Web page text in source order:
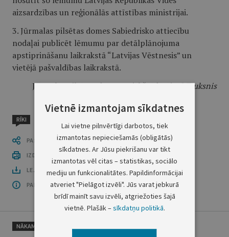
aizsardzības un reģionālās attīstības ministrijai.
3. Jūrmalas pilsētas domes Sabiedrisko attiecību
nodaļai publicēt lēmumu par detālplānojuma
apstiprināšanu laikrakstā “Latvijas Vēstnesis” un
vietējā pašvaldības laikrakstā.
Jūrmalas pilsētas domes priekšsēdētājsG.Truksnis
RĪKI
PASTĀSTI CITIEM
IZDRUKĀT PUBLIKĀCIJU
LEJUPLĀDĒT LAIDIENU (PDF)
PAR OFICIĀLO IZDEVUMU
NĀKAMAIS
Vietnē izmantojam sīkdatnes
Lai vietne pilnvērtīgi darbotos, tiek
izmantotas nepieciešamās (obligātās)
sīkdatnes. Ar Jūsu piekrišanu var tikt
izmantotas vēl citas – statistikas, sociālo
mediju un funkcionalitātes. Papildinformācijai
atveriet "Pielāgot izvēli". Jūs varat jebkurā
brīdī mainīt savu izvēli, atgriežoties šajā
vietnē. Plašāk –sīkdatņu politikā.